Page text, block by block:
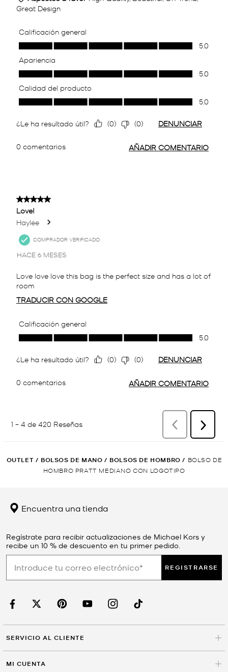
OUTLET / BOLSOS DE MANO / BOLSOS DE HOMBRO / BOLSO DE
HOMBRO PRATT MEDIANO CON LOGOTIPO
Encuentra una tienda
Regístrate para recibir actualizaciones de Michael Kors y
recibe un 10 % de descuento en tu primer pedido.
REGISTRARSE
SERVICIO AL CLIENTE
MI CUENTA